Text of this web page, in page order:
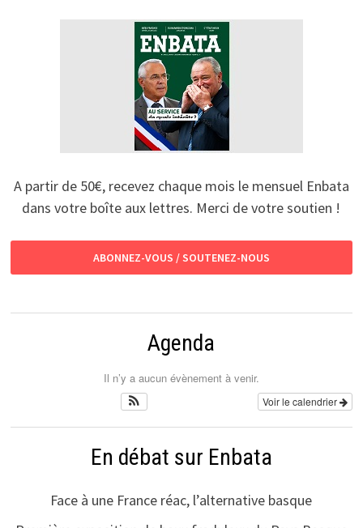
A partir de 50€, recevez chaque mois le mensuel Enbata
dans votre boîte aux lettres. Merci de votre soutien !
ABONNEZ-VOUS / SOUTENEZ-NOUS
Agenda
Il n’y a aucun évènement à venir.
Voir le calendrier
En débat sur Enbata
Face à une France réac, l’alternative basque